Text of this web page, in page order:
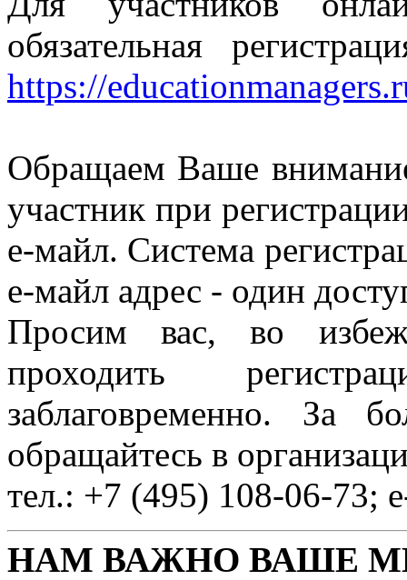
обязательная
https://
Обращаем Ваше
участник при
е-майл. Система
е-майл адрес - один
Просим вас, во
проходить
заблаговременно. За
обращайтесь в
тел.: +7 (495) 108-06-73;
НАМ ВАЖНО ВАШЕ